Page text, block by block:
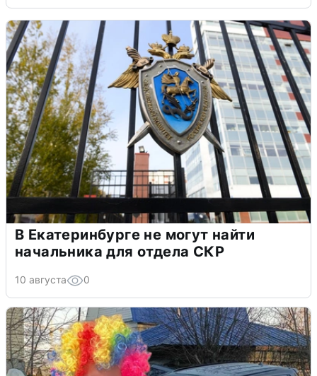
В Екатеринбурге не могут найти
начальника для отдела СКР
10 августа 0